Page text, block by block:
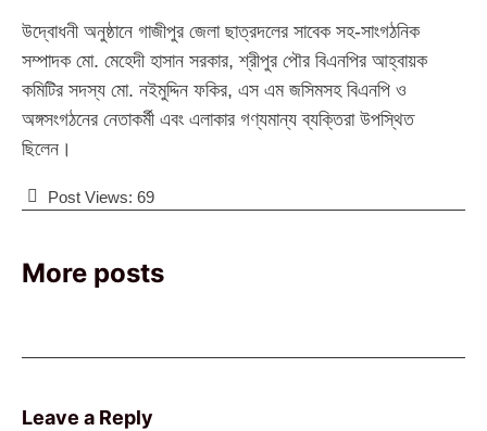
উদ্বোধনী অনুষ্ঠানে গাজীপুর জেলা ছাত্রদলের সাবেক সহ-সাংগঠনিক
সম্পাদক মো. মেহেদী হাসান সরকার, শ্রীপুর পৌর বিএনপির আহ্বায়ক
কমিটির সদস্য মো. নইমুদ্দিন ফকির, এস এম জসিমসহ বিএনপি ও
অঙ্গসংগঠনের নেতাকর্মী এবং এলাকার গণ্যমান্য ব্যক্তিরা উপস্থিত
ছিলেন।
Post Views: 69
More posts
Leave a Reply